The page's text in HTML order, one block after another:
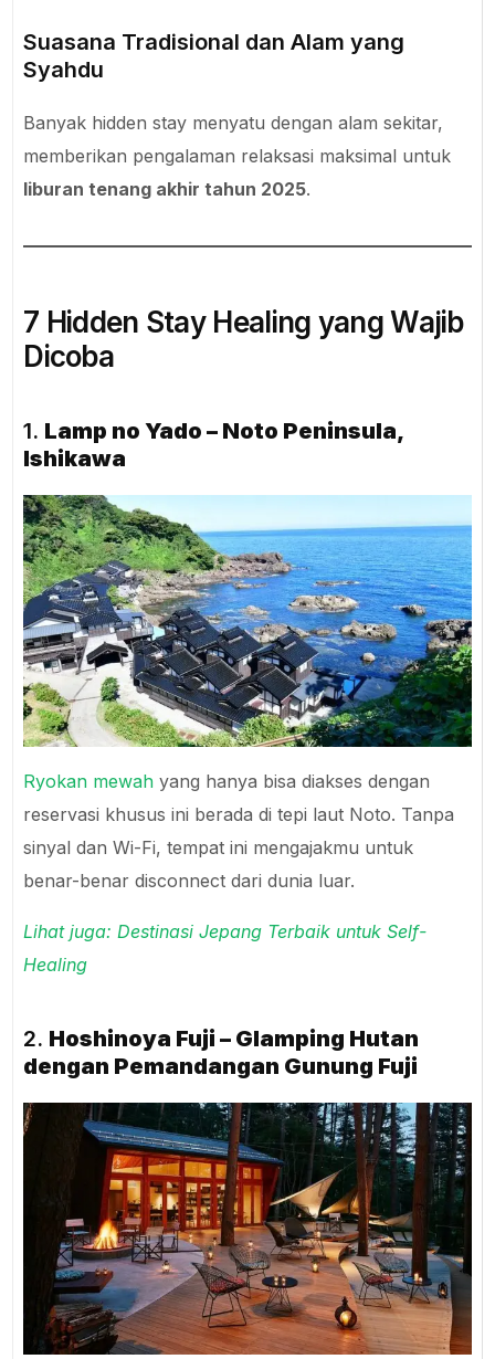
Suasana Tradisional dan Alam yang
Syahdu
Banyak hidden stay menyatu dengan alam sekitar,
memberikan pengalaman relaksasi maksimal untuk
liburan tenang akhir tahun 2025.
7 Hidden Stay Healing yang Wajib
Dicoba
1. Lamp no Yado – Noto Peninsula,
Ishikawa
Ryokan mewah yang hanya bisa diakses dengan
reservasi khusus ini berada di tepi laut Noto. Tanpa
sinyal dan Wi-Fi, tempat ini mengajakmu untuk
benar-benar disconnect dari dunia luar.
Lihat juga: Destinasi Jepang Terbaik untuk Self-
Healing
2. Hoshinoya Fuji – Glamping Hutan
dengan Pemandangan Gunung Fuji